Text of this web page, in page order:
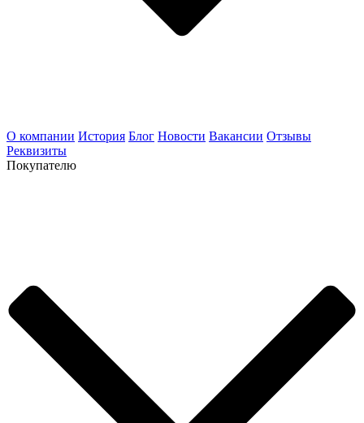
О компании История Блог Новости Вакансии Отзывы
Реквизиты
Покупателю